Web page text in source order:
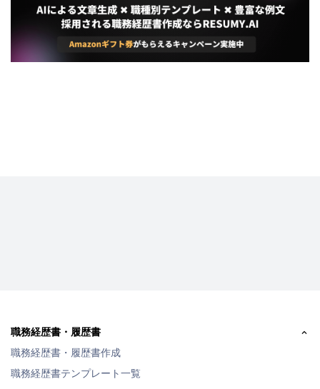
職務経歴書・履歴書
職務経歴書・履歴書作成
職務経歴書テンプレート一覧